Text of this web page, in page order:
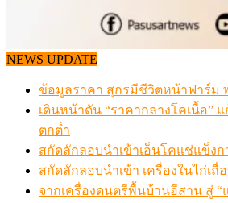
NEWS UPDATE
ข้อมูลราคา สุกรมีชีวิตหน้าฟาร์ม
เดินหน้าดัน “ราคากลางโคเนื้อ”
ตกต่ำ
สกัดลักลอบนำเข้าเอ็นโคแช่แข็งก
สกัดลักลอบนำเข้า เครื่องในไก่เถื่
จากเครื่องดนตรีพื้นบ้านอีสาน สู่